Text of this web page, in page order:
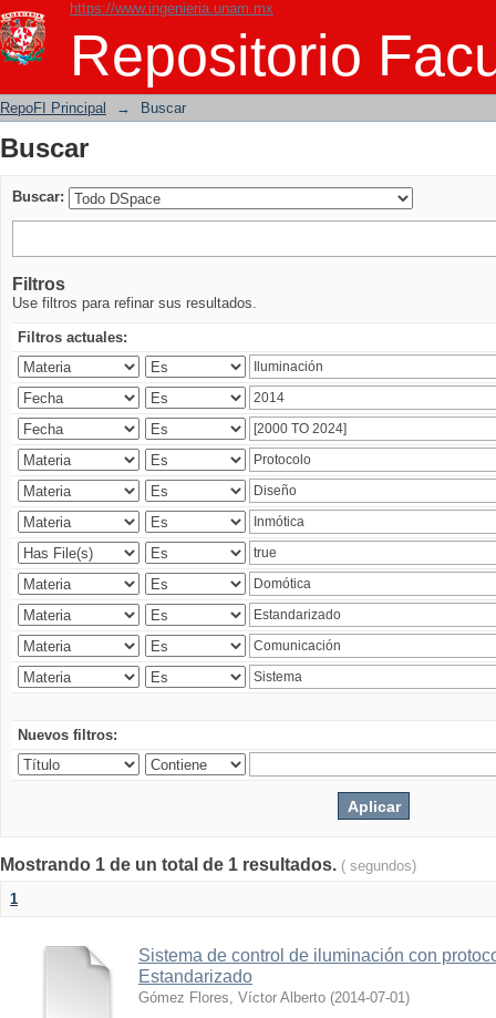
https://www.ingenieria.unam.mx
Repositorio
Buscar
RepoFI Principal → Buscar
Buscar
Buscar:
Filtros
Use filtros para refinar sus resultados.
Filtros actuales:
Nuevos filtros:
Mostrando 1 de un total de 1 resultados. ( segundos)
1
Sistema de control de iluminación con
Estandarizado
Gómez Flores, Víctor Alberto (2014-07-01)